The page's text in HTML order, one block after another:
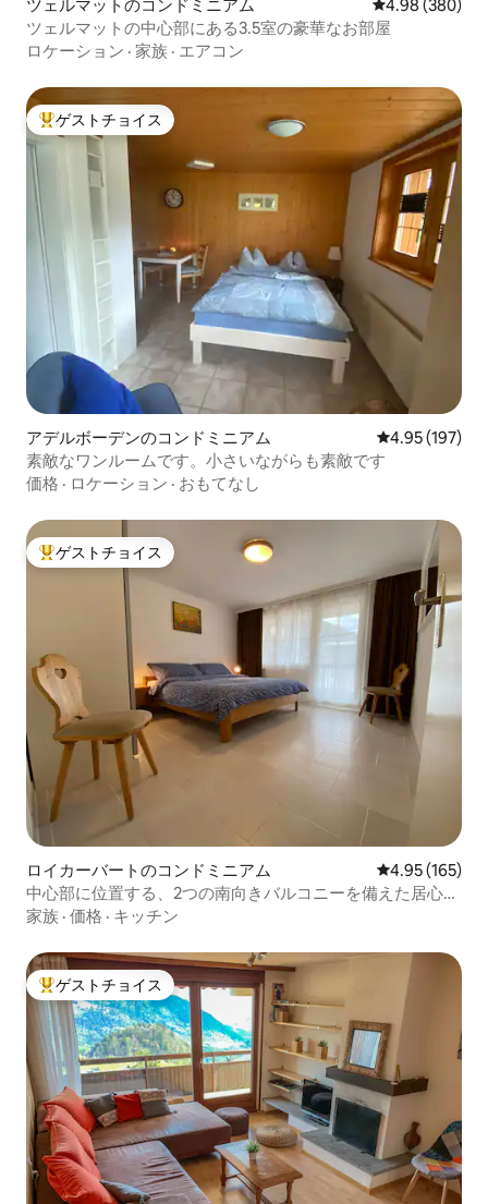
ツェルマットのコンドミニアム レビュー380
4.98 (380)
ツェルマットの中心部にある3.5室の豪華なお部屋
ロケーション · 家族 · エアコン
大好評のゲストチョイスです。
ゲストチョイス
アデルボーデンのコンドミニアム レビュー197
4.95 (197)
素敵なワンルームです。小さいながらも素敵です
価格 · ロケーション · おもてなし
大好評のゲストチョイスです。
ゲストチョイス
ロイカーバートのコンドミニアム レビュー165
4.95 (165)
中心部に位置する、2つの南向きバルコニーを備えた居心地
の良いアパート
家族 · 価格 · キッチン
大好評のゲストチョイスです。
ゲストチョイス